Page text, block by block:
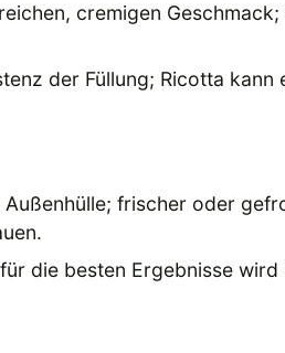
cremigen
der Füllung; Ricotta kann
frischer oder
die besten Ergebnisse